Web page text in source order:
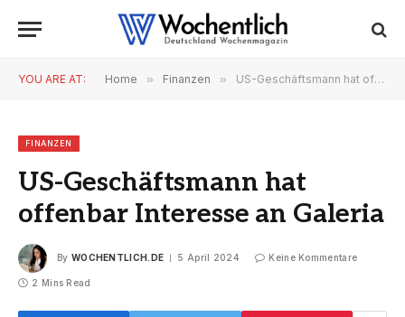
YOU ARE AT: Home » Finanzen » US-Geschäftsmann hat offenbar Interesse an Galeria
FINANZEN
US-Geschäftsmann hat
offenbar Interesse an Galeria
By WOCHENTLICH.DE 5 April 2024 Keine Kommentare
2 Mins Read